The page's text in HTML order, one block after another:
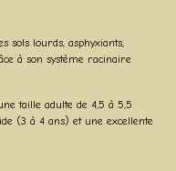
sols lourds, asphyxiants,
à son système racinaire
taille adulte de 4,5 à 5,5
(3 à 4 ans) et une excellente